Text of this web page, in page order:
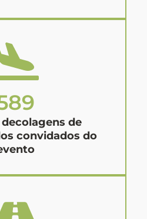
de
convidados do